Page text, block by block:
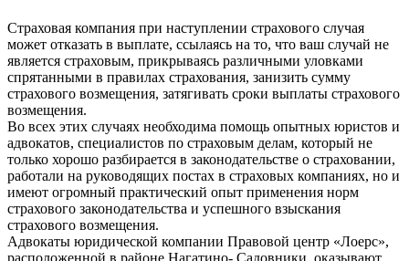
Страховая компания при наступлении страхового случая
может отказать в выплате, ссылаясь на то, что ваш случай не
является страховым, прикрываясь различными уловками
спрятанными в правилах страхования, занизить сумму
страхового возмещения, затягивать сроки выплаты страхового
возмещения.
Во всех этих случаях необходима помощь опытных юристов и
адвокатов, специалистов по страховым делам, который не
только хорошо разбирается в законодательстве о страховании,
работали на руководящих постах в страховых компаниях, но и
имеют огромный практический опыт применения норм
страхового законодательства и успешного взыскания
страхового возмещения.
Адвокаты юридической компании Правовой центр «Лоерс»,
расположенной в районе Нагатино- Садовники, оказывают